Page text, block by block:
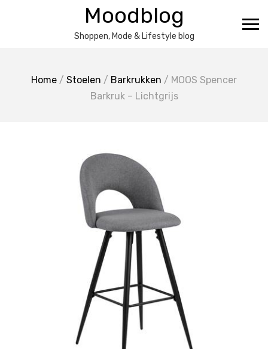
Moodblog
Shoppen, Mode & Lifestyle blog
Home / Stoelen / Barkrukken / MOOS Spencer
Barkruk – Lichtgrijs